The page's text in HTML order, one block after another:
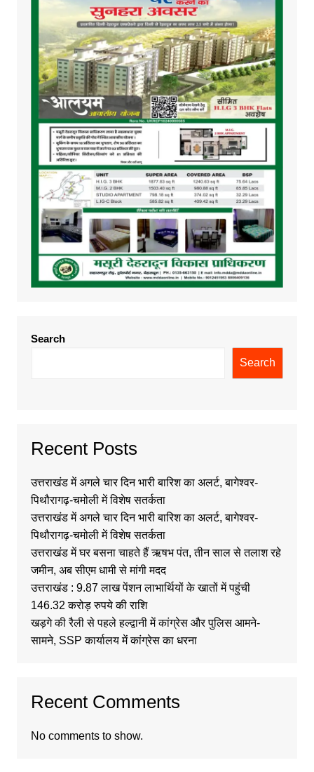
Search
Search
Recent Posts
उत्तराखंड में अगले चार दिन भारी बारिश का अलर्ट, बागेश्वर-
पिथौरागढ़-चमोली में विशेष सतर्कता
उत्तराखंड में अगले चार दिन भारी बारिश का अलर्ट, बागेश्वर-
पिथौरागढ़-चमोली में विशेष सतर्कता
उत्तराखंड में घर बसना चाहते हैं ऋषभ पंत, तीन साल से तलाश रहे
जमीन, अब सीएम धामी से मांगी मदद
उत्तराखंड : 9.87 लाख पेंशन लाभार्थियों के खातों में पहुंची
146.32 करोड़ रुपये की राशि
खड़गे की रैली से पहले हल्द्वानी में कांग्रेस और पुलिस आमने-
सामने, SSP कार्यालय में कांग्रेस का धरना
Recent Comments
No comments to show.